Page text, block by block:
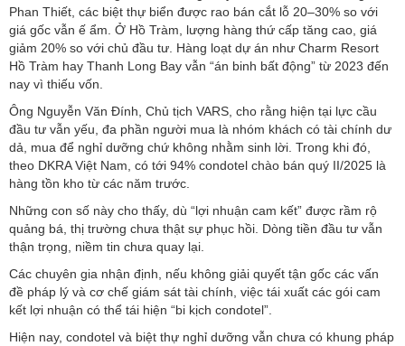
Phan Thiết, các biệt thự biển được rao bán cắt lỗ 20–30% so với
giá gốc vẫn ế ẩm. Ở Hồ Tràm, lượng hàng thứ cấp tăng cao, giá
giảm 20% so với chủ đầu tư. Hàng loạt dự án như Charm Resort
Hồ Tràm hay Thanh Long Bay vẫn “án binh bất động” từ 2023 đến
nay vì thiếu vốn.
Ông Nguyễn Văn Đính, Chủ tịch VARS, cho rằng hiện tại lực cầu
đầu tư vẫn yếu, đa phần người mua là nhóm khách có tài chính dư
dả, mua để nghỉ dưỡng chứ không nhằm sinh lời. Trong khi đó,
theo DKRA Việt Nam, có tới 94% condotel chào bán quý II/2025 là
hàng tồn kho từ các năm trước.
Những con số này cho thấy, dù “lợi nhuận cam kết” được rầm rộ
quảng bá, thị trường chưa thật sự phục hồi. Dòng tiền đầu tư vẫn
thận trọng, niềm tin chưa quay lại.
Các chuyên gia nhận định, nếu không giải quyết tận gốc các vấn
đề pháp lý và cơ chế giám sát tài chính, việc tái xuất các gói cam
kết lợi nhuận có thể tái hiện “bi kịch condotel”.
Hiện nay, condotel và biệt thự nghỉ dưỡng vẫn chưa có khung pháp